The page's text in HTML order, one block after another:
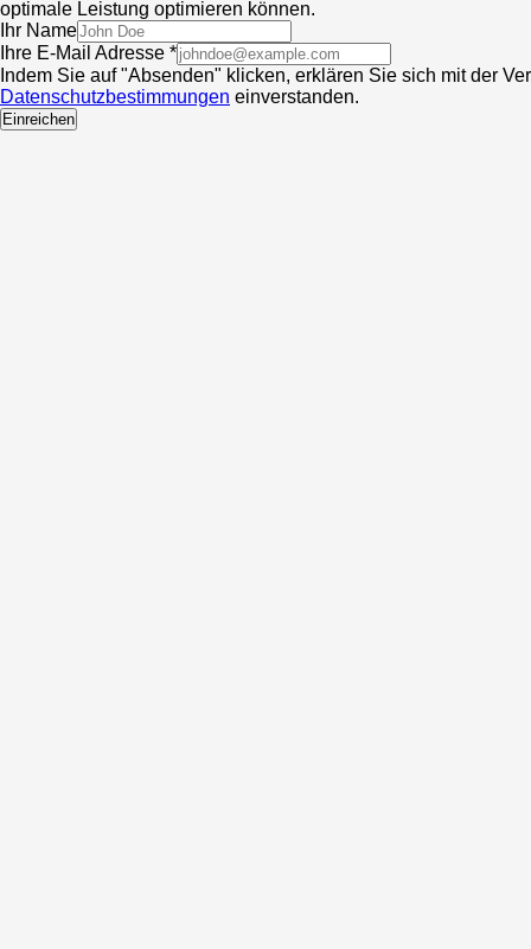
optimale Leistung optimieren können.
Ihr Name
Ihre E-Mail Adresse *
Indem Sie auf "Absenden" klicken, erklären Sie sich mit der
Datenschutzbestimmungen einverstanden.